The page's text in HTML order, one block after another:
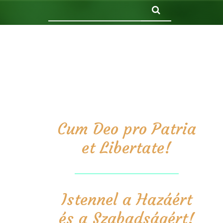
Cum Deo pro Patria
et Libertate!
Istennel a Hazáért
és a Szabadságért!